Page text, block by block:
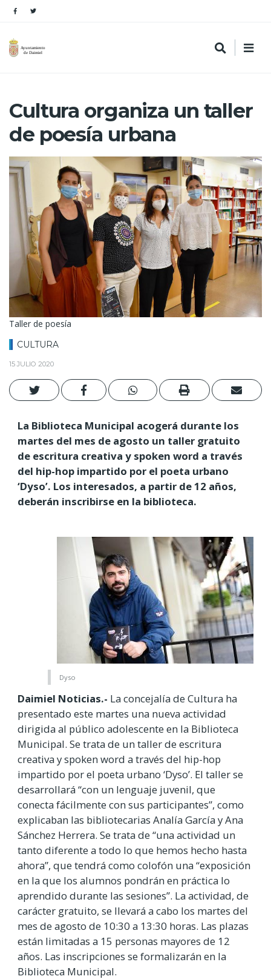
Cultura organiza un taller
de poesía urbana
Taller de poesía
CULTURA
15 JULIO 2020
La Biblioteca Municipal acogerá durante los
martes del mes de agosto un taller gratuito
de escritura creativa y spoken word a través
del hip-hop impartido por el poeta urbano
‘Dyso’. Los interesados, a partir de 12 años,
deberán inscribirse en la biblioteca.
Dyso
Daimiel Noticias.- La concejalía de Cultura ha
presentado este martes una nueva actividad
dirigida al público adolescente en la Biblioteca
Municipal. Se trata de un taller de escritura
creativa y spoken word a través del hip-hop
impartido por el poeta urbano ‘Dyso’. El taller se
desarrollará “con un lenguaje juvenil, que
conecta fácilmente con sus participantes”, como
explicaban las bibliotecarias Analía García y Ana
Sánchez Herrera. Se trata de “una actividad un
tanto diferente a todo lo que hemos hecho hasta
ahora”, que tendrá como colofón una “exposición
en la que los alumnos pondrán en práctica lo
aprendido durante las sesiones”. La actividad, de
carácter gratuito, se llevará a cabo los martes del
mes de agosto de 10:30 a 13:30 horas. Las plazas
están limitadas a 15 personas mayores de 12
años. Las inscripciones se formalizarán en la
Biblioteca Municipal.